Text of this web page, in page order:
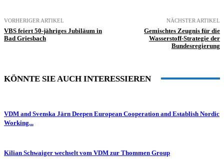
VORHERIGER ARTIKEL
VBS feiert 50-jähriges Jubiläum in
Bad Griesbach
NÄCHSTER ARTIKEL
Gemischtes Zeugnis für die
Wasserstoff-Strategie der
Bundesregierung
KÖNNTE SIE AUCH INTERESSIEREN
VDM and Svenska Järn Deepen European Cooperation and Establish Nordic
Working...
Kilian Schwaiger wechselt vom VDM zur Thommen Group